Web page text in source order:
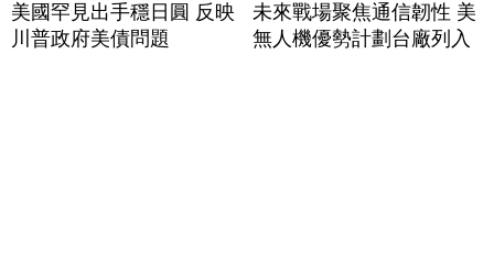
美國罕見出手穩日圓 反映
川普政府美債問題
未來戰場聚焦通信韌性 美
無人機優勢計劃台廠列入